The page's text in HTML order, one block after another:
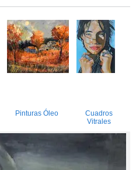
Pinturas Óleo
Cuadros
Vitrales